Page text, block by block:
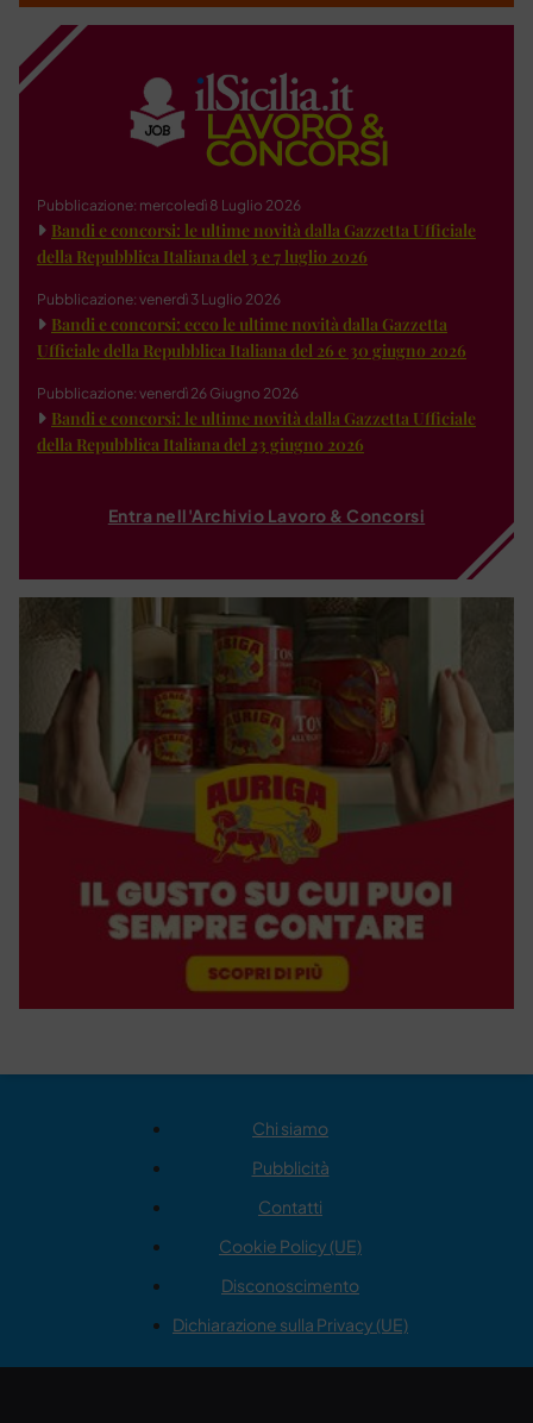
Pubblicazione: mercoledì 8 Luglio 2026
Bandi e concorsi: le ultime novità dalla Gazzetta Ufficiale
della Repubblica Italiana del 3 e 7 luglio 2026
Pubblicazione: venerdì 3 Luglio 2026
Bandi e concorsi: ecco le ultime novità dalla Gazzetta
Ufficiale della Repubblica Italiana del 26 e 30 giugno 2026
Pubblicazione: venerdì 26 Giugno 2026
Bandi e concorsi: le ultime novità dalla Gazzetta Ufficiale
della Repubblica Italiana del 23 giugno 2026
Entra nell'Archivio Lavoro & Concorsi
Chi siamo
Pubblicità
Contatti
Cookie Policy (UE)
Disconoscimento
Dichiarazione sulla Privacy (UE)